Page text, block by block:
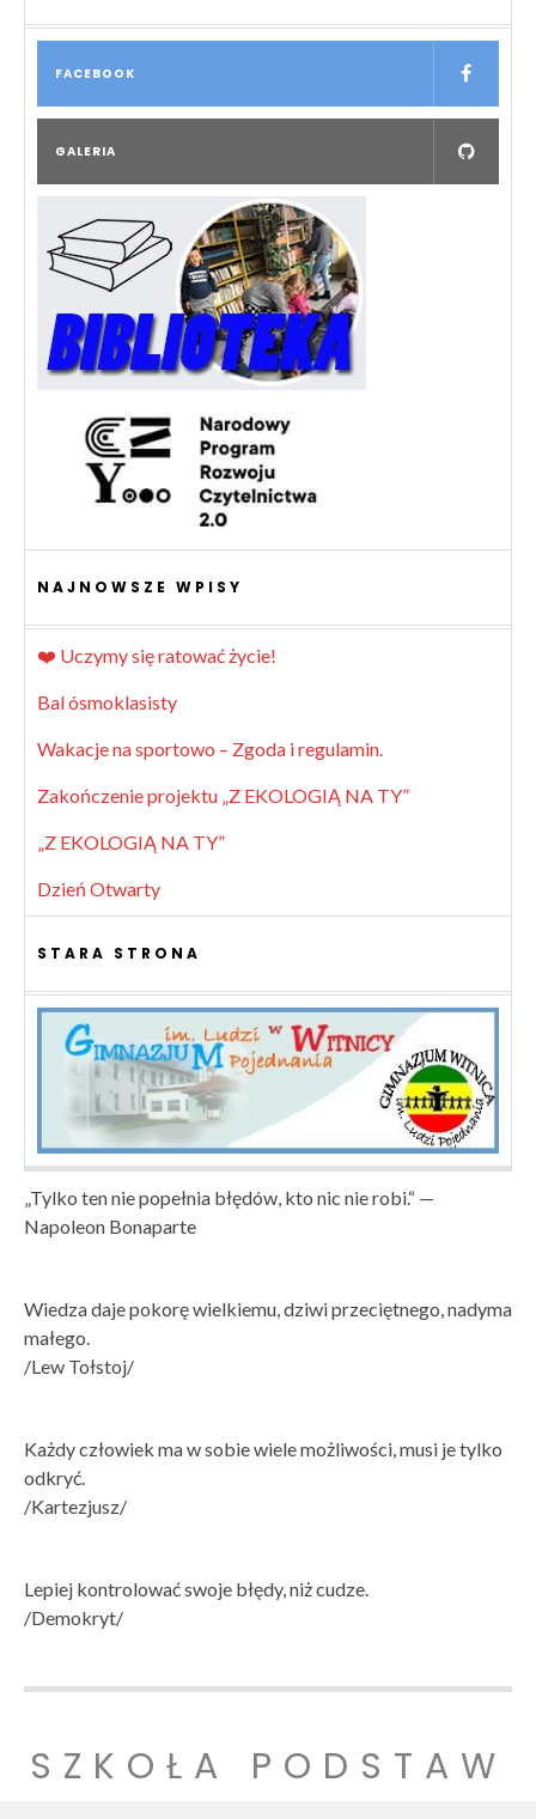
FACEBOOK
GALERIA
NAJNOWSZE WPISY
❤️ Uczymy się ratować życie!
Bal ósmoklasisty
Wakacje na sportowo – Zgoda i regulamin.
Zakończenie projektu „Z EKOLOGIĄ NA TY”
„Z EKOLOGIĄ NA TY”
Dzień Otwarty
STARA STRONA
„Tylko ten nie popełnia błędów, kto nic nie robi.“ —
Napoleon Bonaparte
Wiedza daje pokorę wielkiemu, dziwi przeciętnego, nadyma
małego.
/Lew Tołstoj/
Każdy człowiek ma w sobie wiele możliwości, musi je tylko
odkryć.
/Kartezjusz/
Lepiej kontrolować swoje błędy, niż cudze.
/Demokryt/
SZKOŁA PODSTAW